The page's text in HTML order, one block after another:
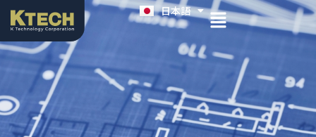
日本語
English